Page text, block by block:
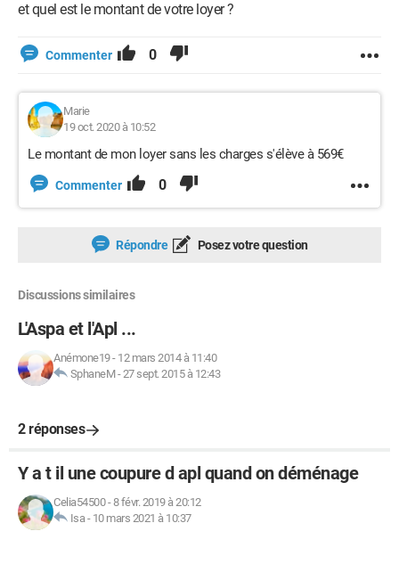
et quel est le montant de votre loyer ?
Commenter 0
Marie
19 oct. 2020 à 10:52
Le montant de mon loyer sans les charges s'élève à 569€
Commenter 0
Répondre Posez votre question
Discussions similaires
L'Aspa et l'Apl ...
Anémone19- 12 mars 2014 à 11:40
SphaneM-27 sept. 2015 à 12:43
2 réponses
Y a t il une coupure d apl quand on déménage
Celia54500-8 févr. 2019 à 20:12
Isa- 10 mars 2021 à 10:37